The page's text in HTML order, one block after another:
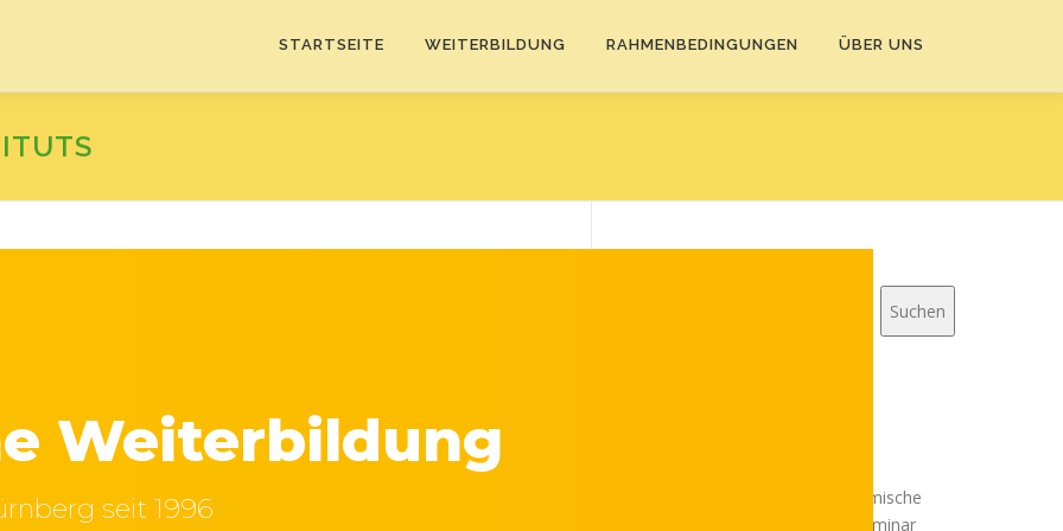
STARTSEITE WEITERBILDUNG RAHMENBEDINGUNGEN ÜBER UNS
Weiterbildung
seit 1996
Suchen
Start der Weiterbildung „Systemische
Beratung“ – das Grundlagenseminar